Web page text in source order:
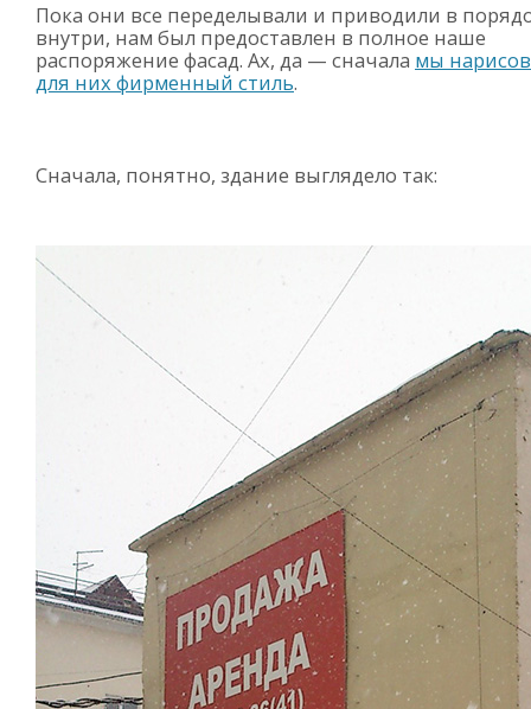
Пока они все переделывали и приводили в
внутри, нам был предоставлен в полное наше
распоряжение фасад. Ах, да — сначала мы
для них фирменный стиль.
Сначала, понятно, здание выглядело так: